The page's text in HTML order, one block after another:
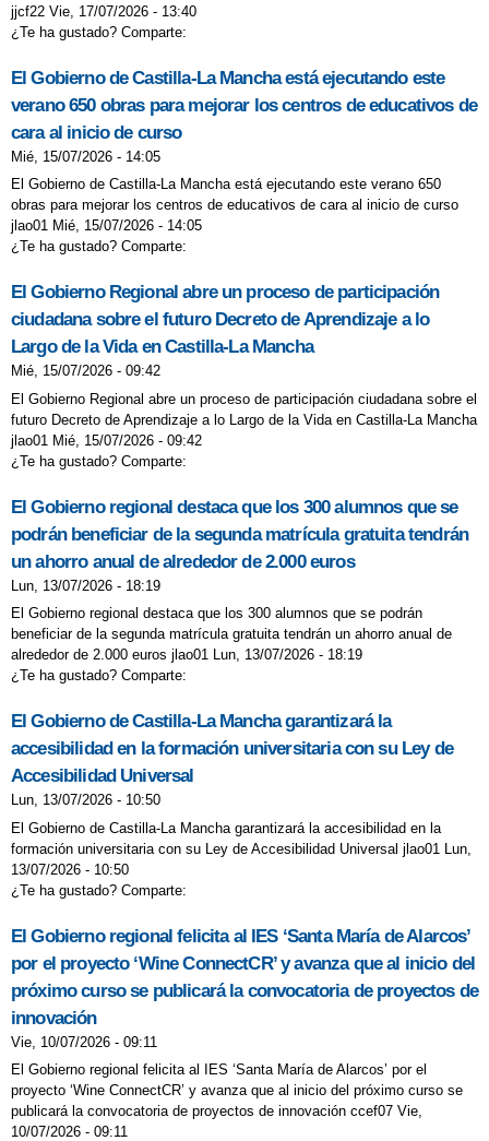
jjcf22 Vie, 17/07/2026 - 13:40
¿Te ha gustado? Comparte:
El Gobierno de Castilla-La Mancha está ejecutando este
verano 650 obras para mejorar los centros de educativos de
cara al inicio de curso
Mié, 15/07/2026 - 14:05
El Gobierno de Castilla-La Mancha está ejecutando este verano 650
obras para mejorar los centros de educativos de cara al inicio de curso
jlao01 Mié, 15/07/2026 - 14:05
¿Te ha gustado? Comparte:
El Gobierno Regional abre un proceso de participación
ciudadana sobre el futuro Decreto de Aprendizaje a lo
Largo de la Vida en Castilla-La Mancha
Mié, 15/07/2026 - 09:42
El Gobierno Regional abre un proceso de participación ciudadana sobre el
futuro Decreto de Aprendizaje a lo Largo de la Vida en Castilla-La Mancha
jlao01 Mié, 15/07/2026 - 09:42
¿Te ha gustado? Comparte:
El Gobierno regional destaca que los 300 alumnos que se
podrán beneficiar de la segunda matrícula gratuita tendrán
un ahorro anual de alrededor de 2.000 euros
Lun, 13/07/2026 - 18:19
El Gobierno regional destaca que los 300 alumnos que se podrán
beneficiar de la segunda matrícula gratuita tendrán un ahorro anual de
alrededor de 2.000 euros jlao01 Lun, 13/07/2026 - 18:19
¿Te ha gustado? Comparte:
El Gobierno de Castilla-La Mancha garantizará la
accesibilidad en la formación universitaria con su Ley de
Accesibilidad Universal
Lun, 13/07/2026 - 10:50
El Gobierno de Castilla-La Mancha garantizará la accesibilidad en la
formación universitaria con su Ley de Accesibilidad Universal jlao01 Lun,
13/07/2026 - 10:50
¿Te ha gustado? Comparte:
El Gobierno regional felicita al IES ‘Santa María de Alarcos’
por el proyecto ‘Wine ConnectCR’ y avanza que al inicio del
próximo curso se publicará la convocatoria de proyectos de
innovación
Vie, 10/07/2026 - 09:11
El Gobierno regional felicita al IES ‘Santa María de Alarcos’ por el
proyecto ‘Wine ConnectCR’ y avanza que al inicio del próximo curso se
publicará la convocatoria de proyectos de innovación ccef07 Vie,
10/07/2026 - 09:11